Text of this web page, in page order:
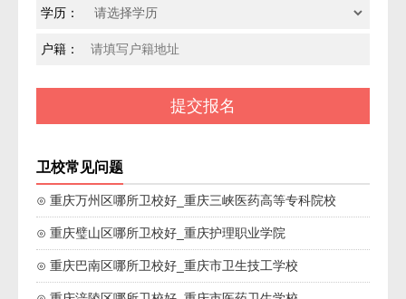
学历：
户籍：
卫校常见问题
⊙ 重庆万州区哪所卫校好_重庆三峡医药高等专科院校
⊙ 重庆璧山区哪所卫校好_重庆护理职业学院
⊙ 重庆巴南区哪所卫校好_重庆市卫生技工学校